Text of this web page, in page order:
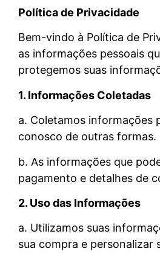
Política de Privacidade
Bem-vindo à Política de
as informações pessoais
protegemos suas
1. Informações Coletadas
a. Coletamos informações
conosco de outras formas.
b. As informações que
pagamento e detalhes de
2. Uso das Informações
a. Utilizamos suas
sua compra e personalizar